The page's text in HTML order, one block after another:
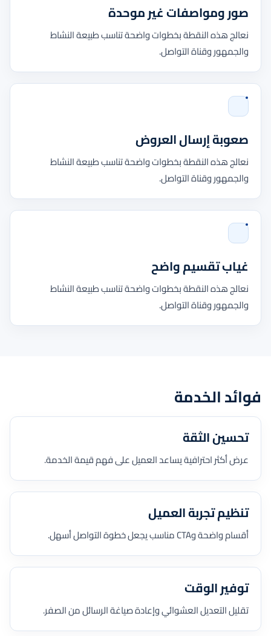
صور ومواصفات غير موحدة
نعالج هذه النقطة بخطوات واضحة تناسب طبيعة النشاط
والجمهور وقناة التواصل.
صعوبة إرسال العروض
نعالج هذه النقطة بخطوات واضحة تناسب طبيعة النشاط
والجمهور وقناة التواصل.
غياب تقسيم واضح
نعالج هذه النقطة بخطوات واضحة تناسب طبيعة النشاط
والجمهور وقناة التواصل.
فوائد الخدمة
تحسين الثقة
عرض أكثر احترافية يساعد العميل على فهم قيمة الخدمة.
تنظيم تجربة العميل
أقسام واضحة وCTA مناسب يجعل خطوة التواصل أسهل.
توفير الوقت
تقليل التعديل العشوائي وإعادة صياغة الرسائل من الصفر.